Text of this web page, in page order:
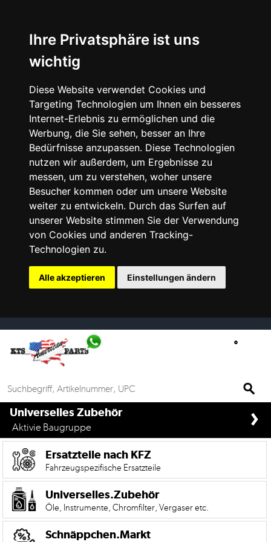
Ihre Privatsphäre ist uns
wichtig
Diese Website verwendet Cookies und
Targeting Technologien um Ihnen ein besseres
Internet-Erlebnis zu ermöglichen und die
Werbung, die Sie sehen, besser an Ihre
Bedürfnisse anzupassen. Diese Technologien
nutzen wir außerdem, um Ergebnisse zu
messen, um zu verstehen, woher unsere
Besucher kommen oder um unsere Website
weiter zu entwickeln. Durch das Surfen auf
unserer Website stimmen Sie der Verwendung
von Cookies und anderen Tracking-
Technologien zu.
Alle akzeptieren Einstellungen ändern
nach
KFZ
Universelles
Anfrage
&
Kontaktformular
Garage
Carport
Die
Mobile
Version
if%> >
Universelles Zubehör
Aktivie Baugruppe ›
Ersatzteile nach KFZ
Fahrzeugspezifische Ersatzteile
Universelles.Zubehör
Öle, Instrumente, Chromfilter, Vergaser etc.
Schnäppchen.Markt